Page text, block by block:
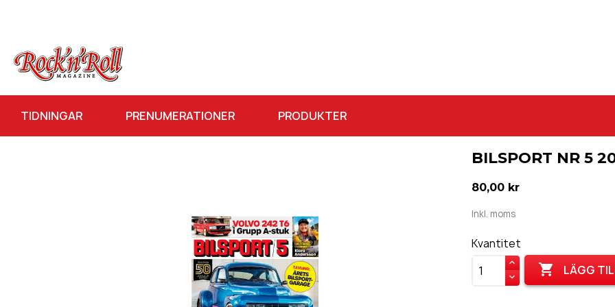
TIDNINGAR PRENUMERATIONER PRODUKTER
BILSPORT NR 5
80,00 kr
Inkl. moms
Kvantitet
 LÄGG